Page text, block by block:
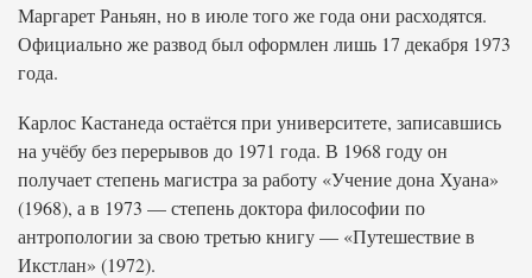
Маргарет Раньян, но в июле того же года они расходятся.
Официально же развод был оформлен лишь 17 декабря 1973
года.
Карлос Кастанеда остаётся при университете, записавшись
на учёбу без перерывов до 1971 года. В 1968 году он
получает степень магистра за работу «Учение дона Хуана»
(1968), а в 1973 — степень доктора философии по
антропологии за свою третью книгу — «Путешествие в
Икстлан» (1972).